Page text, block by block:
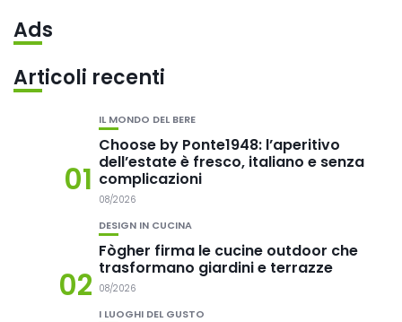
Ads
Articoli recenti
01
IL MONDO DEL BERE
Choose by Ponte1948: l’aperitivo
dell’estate è fresco, italiano e senza
complicazioni
08/2026
02
DESIGN IN CUCINA
Fògher firma le cucine outdoor che
trasformano giardini e terrazze
08/2026
I LUOGHI DEL GUSTO